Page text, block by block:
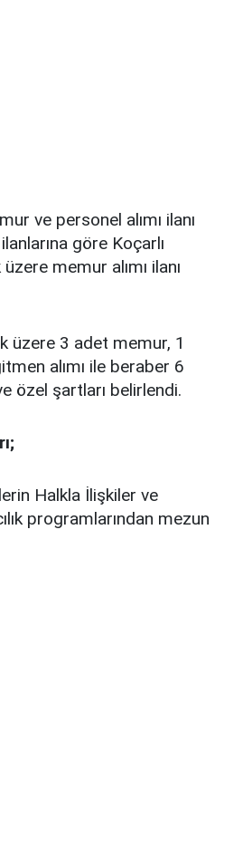
ve personel alımı ilanı
göre Koçarlı
memur alımı ilanı
üzere 3 adet memur, 1
alımı ile beraber 6
özel şartları belirlendi.
Halkla İlişkiler ve
programlarından mezun